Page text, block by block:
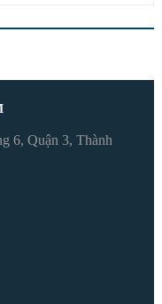
6, Quận 3, Thành